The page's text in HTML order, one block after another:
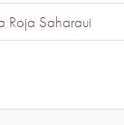
Roja Saharaui